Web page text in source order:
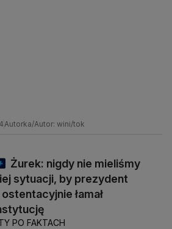
Autorka/Autor: wini/tok
Żurek: nigdy nie mieliśmy
sytuacji, by prezydent
łamał
PO FAKTACH